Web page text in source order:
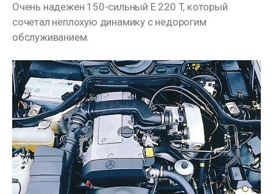
Очень надежен 150-сильный E 220 T, который
сочетал неплохую динамику с недорогим
обслуживанием.